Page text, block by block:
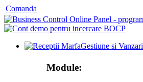
Comanda
Gestiune si Vanzari
Module: